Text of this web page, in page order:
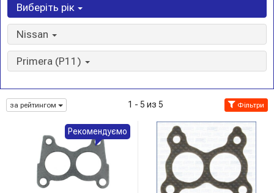
Виберіть рік
Nissan
Primera (P11)
за рейтингом 1 - 5 из 5 Фільтри
Рекомендуємо